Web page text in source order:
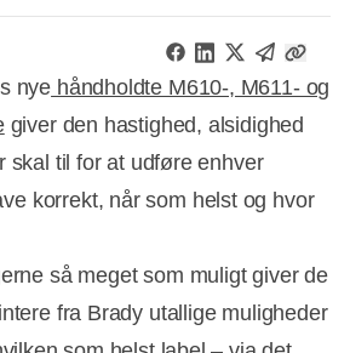
nye håndholdte M610-, M611- og
giver den hastighed, alsidighed
skal til for at udføre enhver
korrekt, når som helst og hvor
så meget som muligt giver de
fra Brady utallige muligheder